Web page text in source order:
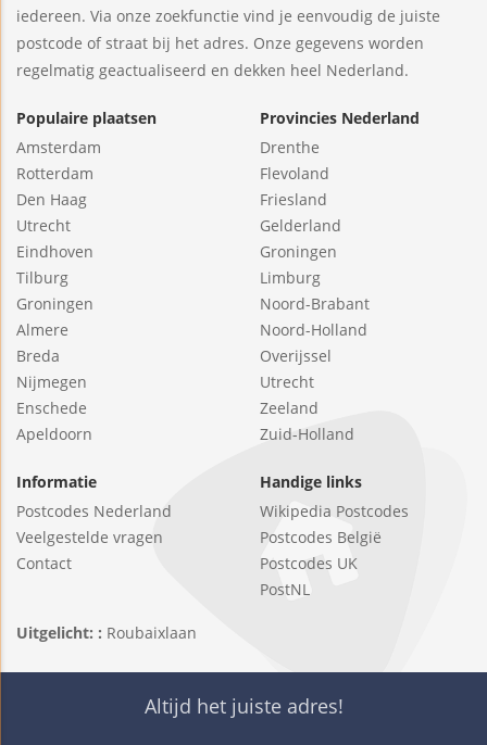
iedereen. Via onze zoekfunctie vind je eenvoudig de juiste
postcode of straat bij het adres. Onze gegevens worden
regelmatig geactualiseerd en dekken heel Nederland.
Populaire plaatsen
Amsterdam
Rotterdam
Den Haag
Utrecht
Eindhoven
Tilburg
Groningen
Almere
Breda
Nijmegen
Enschede
Apeldoorn
Provincies Nederland
Drenthe
Flevoland
Friesland
Gelderland
Groningen
Limburg
Noord-Brabant
Noord-Holland
Overijssel
Utrecht
Zeeland
Zuid-Holland
Informatie
Postcodes Nederland
Veelgestelde vragen
Contact
Handige links
Wikipedia Postcodes
Postcodes België
Postcodes UK
PostNL
Uitgelicht: : Roubaixlaan
Altijd het juiste adres!